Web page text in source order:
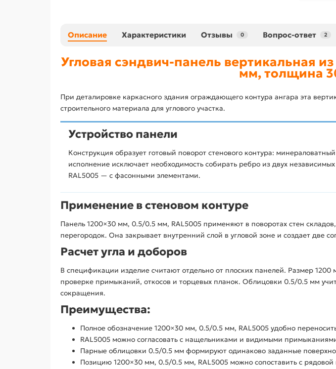
Описание Характеристики Отзывы 0 Вопрос-ответ 2
Угловая сэндвич-панель вертикальная
мм, толщина
При деталировке каркасного здания ограждающего контура ангара эта
строительного материала для углового участка.
Устройство панели
Конструкция образует готовый поворот стенового контура:
исполнение исключает необходимость собирать ребро из двух
RAL5005 — с фасонными элементами.
Применение в стеновом контуре
Панель 1200×30 мм, 0.5/0.5 мм, RAL5005 применяют в поворотах стен
перегородок. Она закрывает внутренний слой в угловой зоне и создает две
Расчет угла и доборов
В спецификации изделие считают отдельно от плоских панелей. Размер
проверке примыканий, откосов и торцевых планок. Облицовки 0.5/0.5 мм
сокращения.
Преимущества:
Полное обозначение 1200×30 мм, 0.5/0.5 мм, RAL5005 удобно
RAL5005 можно согласовать с нащельниками и видимыми
Парные облицовки 0.5/0.5 мм формируют одинаково заданные
Позицию 1200×30 мм, 0.5/0.5 мм, RAL5005 можно сопоставить с